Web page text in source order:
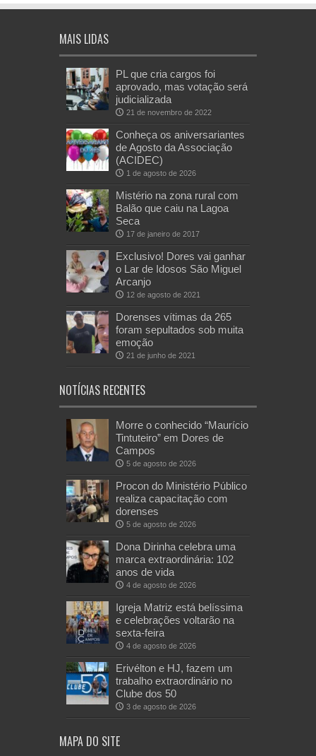
MAIS LIDAS
PL que cria cargos foi
aprovado, mas votação será
judicializada
21 de novembro de 2022
Conheça os aniversariantes
de Agosto da Associação
(ACIDEC)
1 de agosto de 2026
Mistério na zona rural com
Balão que caiu na Lagoa
Seca
17 de janeiro de 2017
Exclusivo! Dores vai ganhar
o Lar de Idosos São Miguel
Arcanjo
12 de agosto de 2021
Dorenses vítimas da 265
foram sepultados sob muita
emoção
21 de junho de 2021
NOTÍCIAS RECENTES
Morre o conhecido “Maurício
Tintuteiro” em Dores de
Campos
5 de agosto de 2026
Procon do Ministério Público
realiza capacitação com
dorenses
5 de agosto de 2026
Dona Dirinha celebra uma
marca extraordinária: 102
anos de vida
4 de agosto de 2026
Igreja Matriz está belíssima
e celebrações voltarão na
sexta-feira
4 de agosto de 2026
Erivélton e HJ, fazem um
trabalho extraordinário no
Clube dos 50
3 de agosto de 2026
MAPA DO SITE